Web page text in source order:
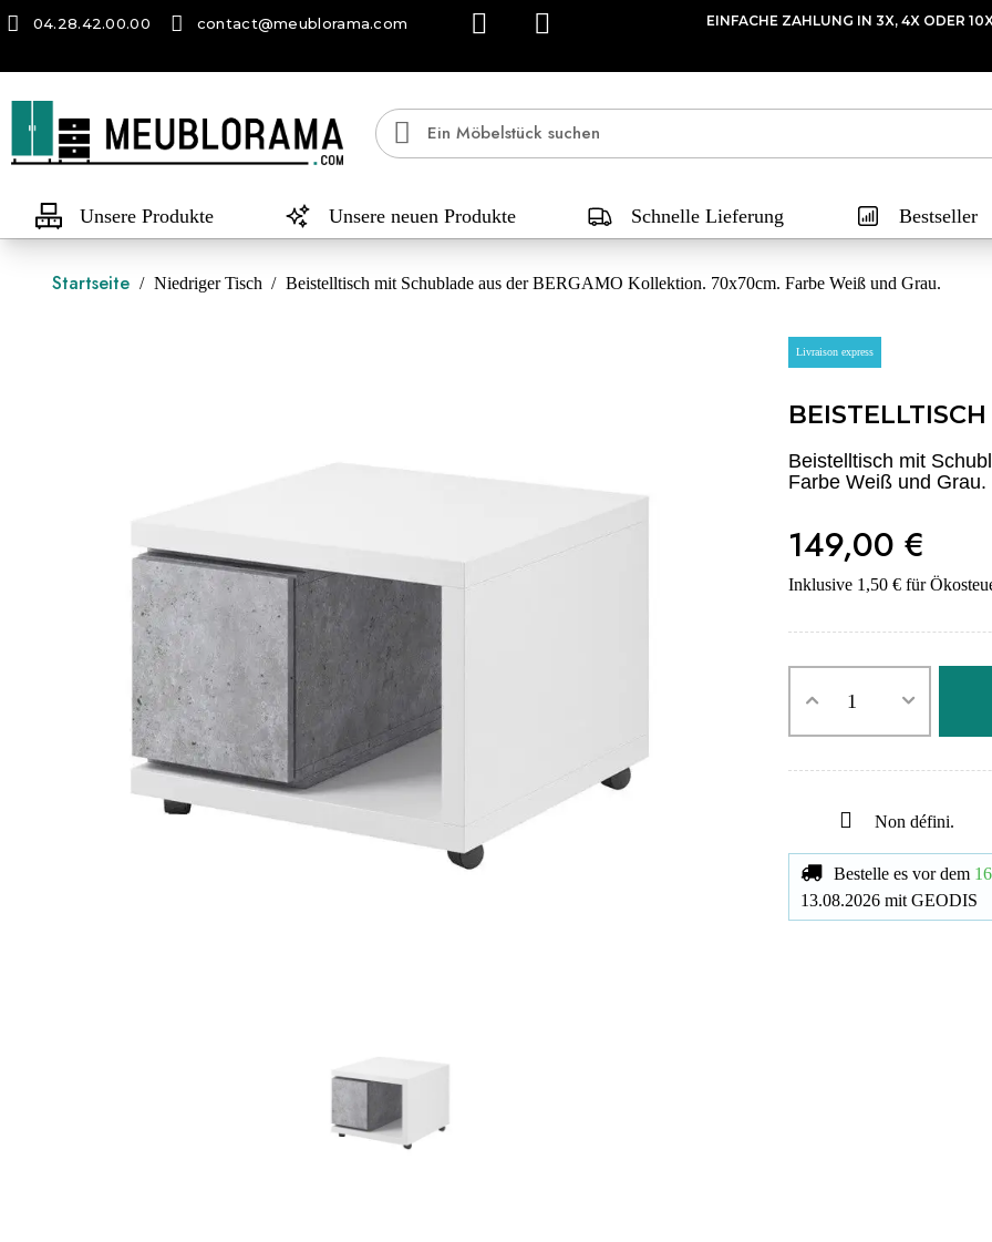
04.28.42.00.00 contact@meublorama.com EINFACHE ZAHLUNG IN 3X, 4X ODER
Unsere Produkte Unsere neuen Produkte Schnelle Lieferung Bestseller
Startseite Niedriger Tisch Beistelltisch mit Schublade aus der BERGAMO Kollektion. 70x70cm. Farbe Weiß und Grau.
Livraison express
Beistelltisch mit
Farbe Weiß und Grau.
149,00 €
Inklusive 1,50 € für
Non défini.
Bestelle es vor dem
13.08.2026 mit GEODIS